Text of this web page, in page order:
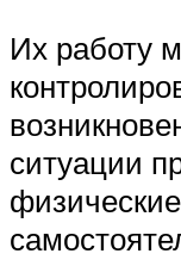
Их работу
ситуации